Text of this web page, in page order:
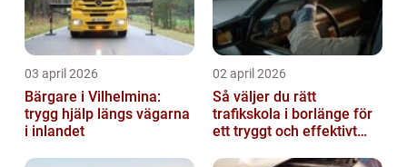
03 april 2026
Bärgare i Vilhelmina:
trygg hjälp längs vägarna
i inlandet
02 april 2026
Så väljer du rätt
trafikskola i borlänge för
ett tryggt och effektivt